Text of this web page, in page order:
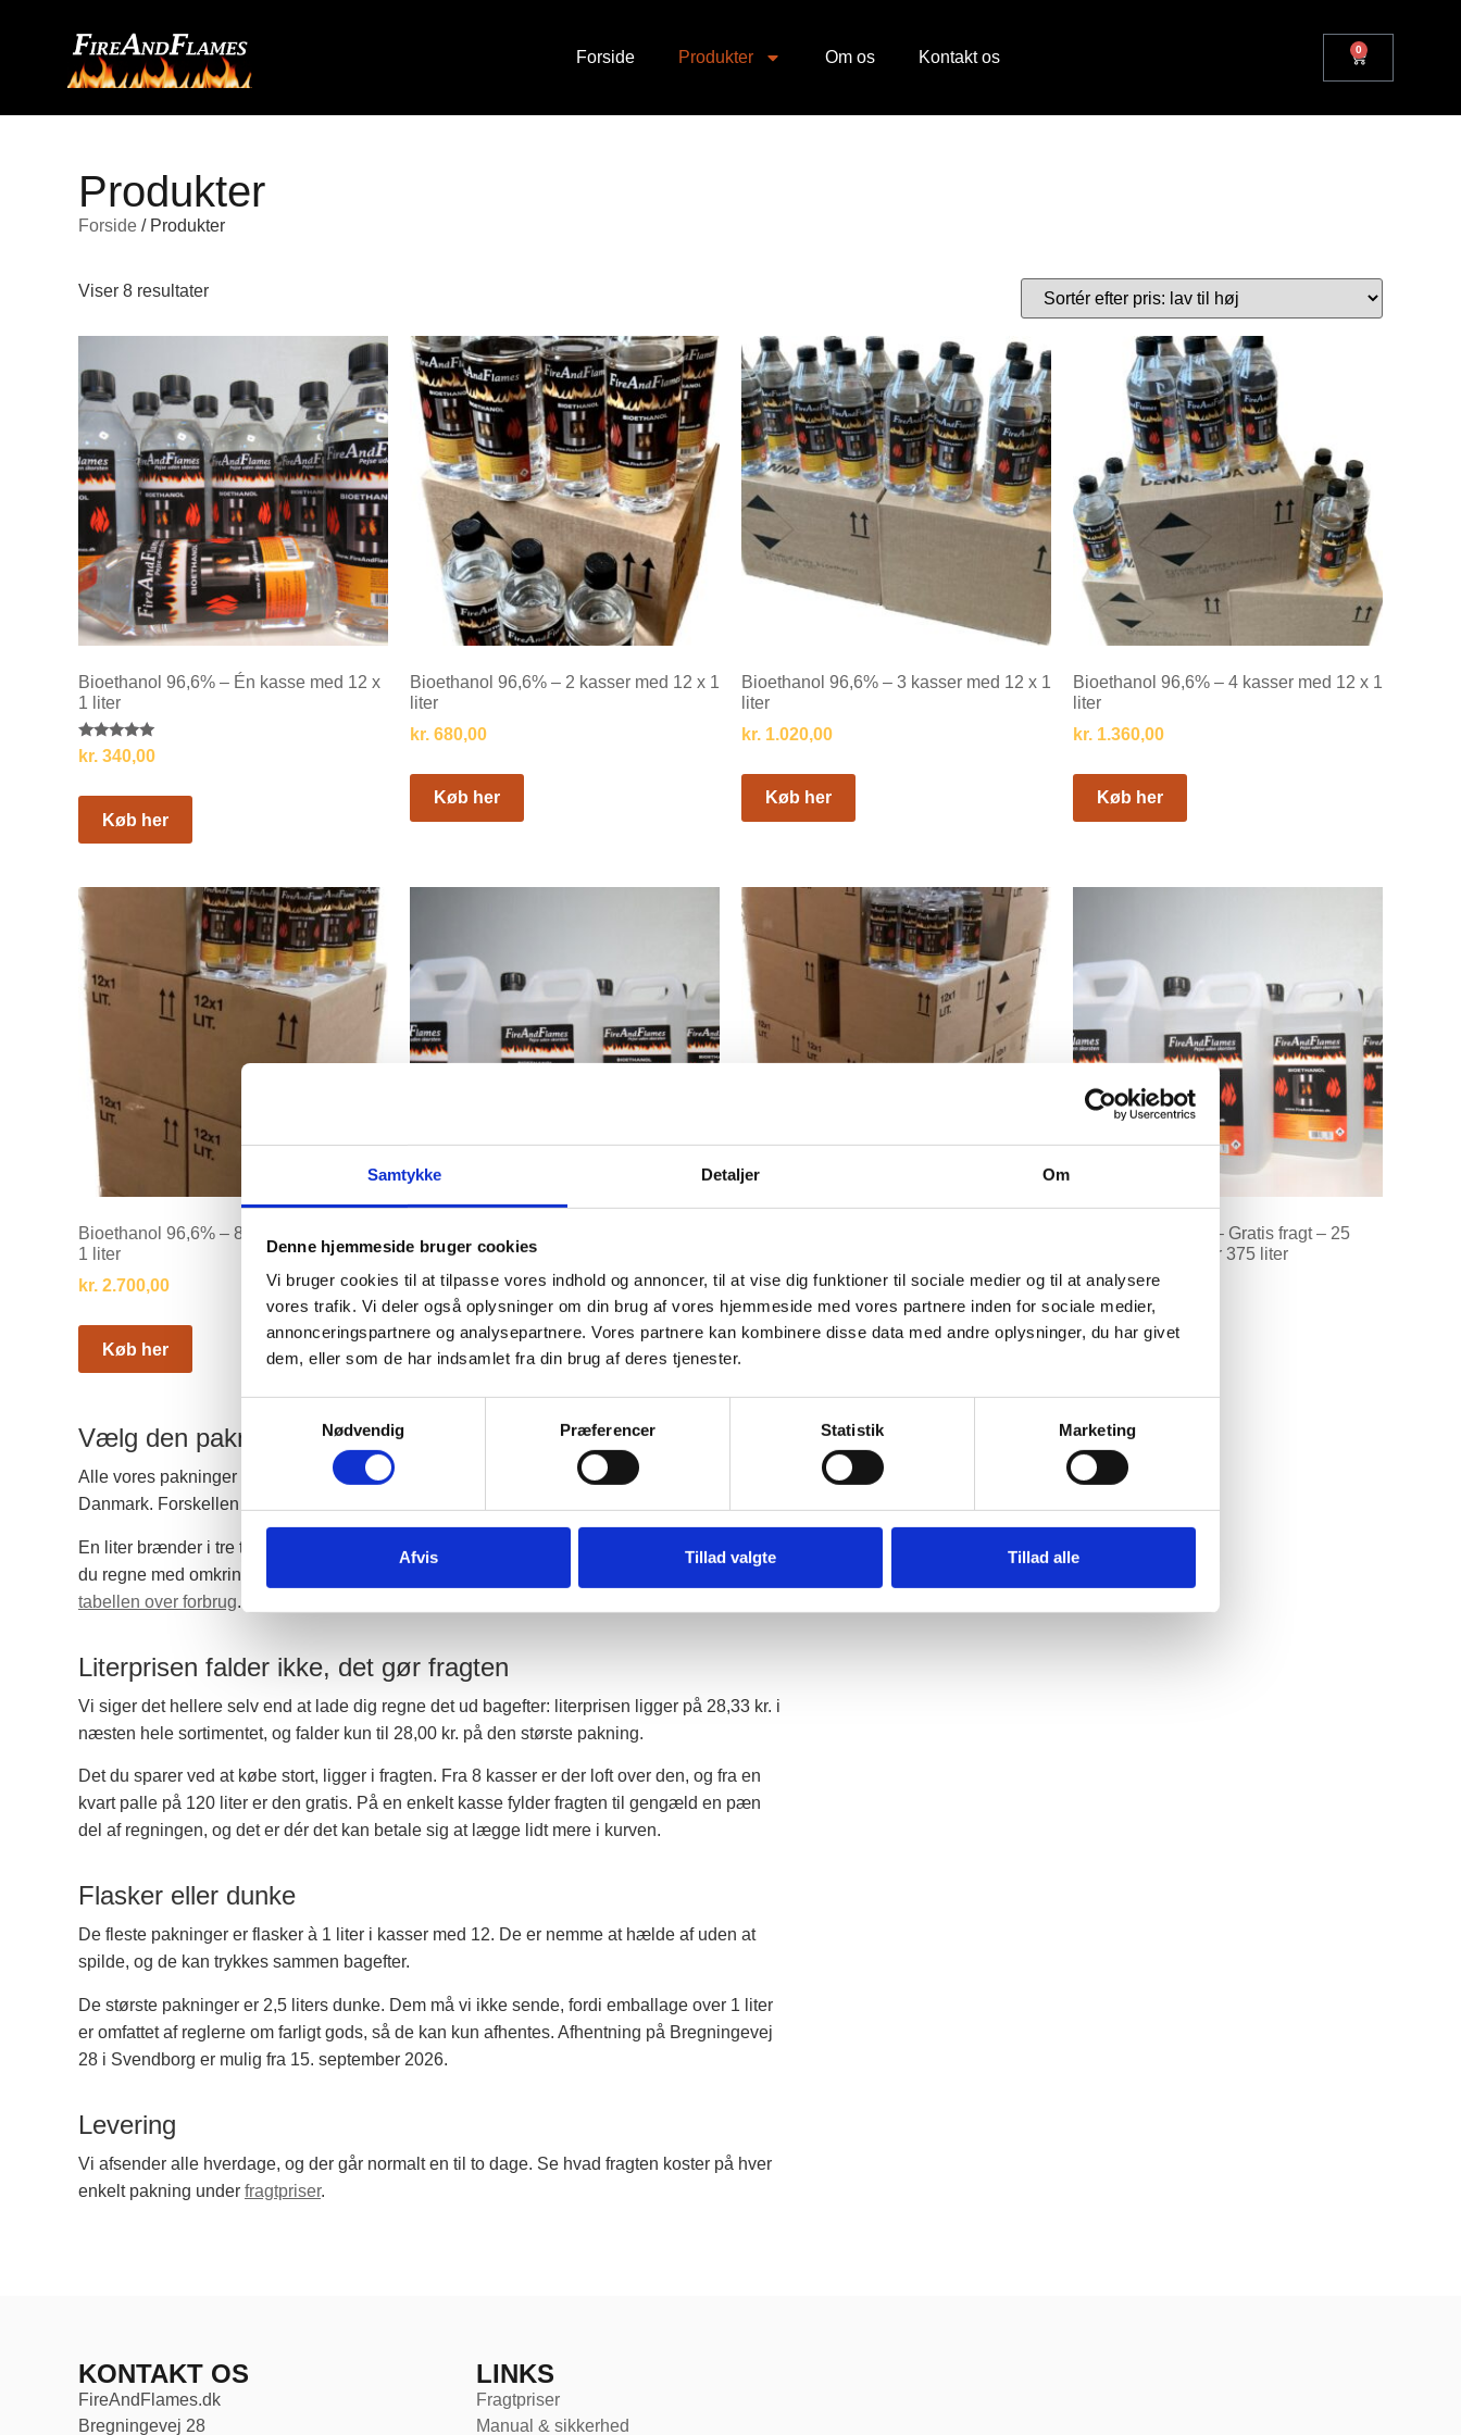
Samtykke Detaljer Om
Denne hjemmeside bruger cookies
Vi bruger cookies til at tilpasse vores indhold og annoncer, til at vise dig funktioner til sociale medier og til at analysere
vores trafik. Vi deler også oplysninger om din brug af vores hjemmeside med vores partnere inden for sociale medier,
annonceringspartnere og analysepartnere. Vores partnere kan kombinere disse data med andre oplysninger, du har givet
dem, eller som de har indsamlet fra din brug af deres tjenester.
Nødvendig
Præferencer Statistik Marketing
Afvis Tillad valgte Tillad alle
Forside Produkter Om os Kontakt os 0
Produkter
Forside / Produkter
Viser 8 resultater
Bioethanol 96,6% – Én kasse med 12 x
1 liter
Vurderet
5.00
kr. 340,00
Køb her
Bioethanol 96,6% – 2 kasser med 12 x 1
liter
kr. 680,00
Køb her
Bioethanol 96,6% – 3 kasser med 12 x 1
liter
kr. 1.020,00
Køb her
Bioethanol 96,6% – 4 kasser med 12 x 1
liter
kr. 1.360,00
Køb her
Bioethanol 96,6% – 8 Kasser med 12 x
1 liter
kr. 2.700,00
Køb her
palle med 120 liter (48 x 2,5 liter)
kr.3.400,00
Køb her
kr.8.500,00
Bioethanol 96,6% – Gratis fragt – 25
Kasser à 6×2,5 liter 375 liter
kr.10.500,00
Vælg den pakning der passer til din sæson
Alle vores pakninger indeholder den samme bioethanol, 96,6 procent, lugtfri og tappet i
Danmark. Forskellen er mængden, emballagen og hvad fragten koster.
En liter brænder i tre til fire timer. Tænder du op et par aftener om ugen hele vinteren, skal
du regne med omkring 50 til 60 liter. Er du i tvivl, kan du regne baglæns fra din egen brug i
tabellen over forbrug.
Literprisen falder ikke, det gør fragten
Vi siger det hellere selv end at lade dig regne det ud bagefter: literprisen ligger på 28,33 kr. i
næsten hele sortimentet, og falder kun til 28,00 kr. på den største pakning.
Det du sparer ved at købe stort, ligger i fragten. Fra 8 kasser er der loft over den, og fra en
kvart palle på 120 liter er den gratis. På en enkelt kasse fylder fragten til gengæld en pæn
del af regningen, og det er dér det kan betale sig at lægge lidt mere i kurven.
Flasker eller dunke
De fleste pakninger er flasker à 1 liter i kasser med 12. De er nemme at hælde af uden at
spilde, og de kan trykkes sammen bagefter.
De største pakninger er 2,5 liters dunke. Dem må vi ikke sende, fordi emballage over 1 liter
er omfattet af reglerne om farligt gods, så de kan kun afhentes. Afhentning på Bregningevej
28 i Svendborg er mulig fra 15. september 2026.
Levering
Vi afsender alle hverdage, og der går normalt en til to dage. Se hvad fragten koster på hver
enkelt pakning under fragtpriser.
KONTAKT OS
FireAndFlames.dk
Bregningevej 28
LINKS
Fragtpriser
Manual & sikkerhed